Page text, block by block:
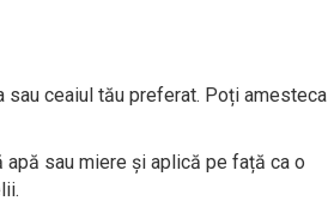
sau ceaiul tău preferat. Poți amesteca
sau miere și aplică pe față ca o